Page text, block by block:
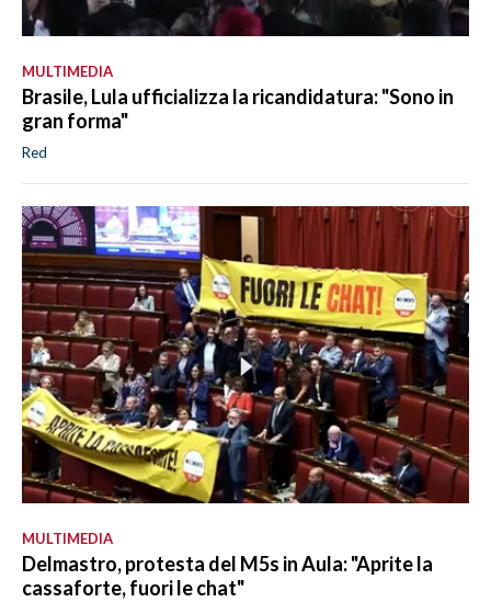
MULTIMEDIA
Brasile, Lula ufficializza la ricandidatura: "Sono in
gran forma"
Red
MULTIMEDIA
Delmastro, protesta del M5s in Aula: "Aprite la
cassaforte, fuori le chat"